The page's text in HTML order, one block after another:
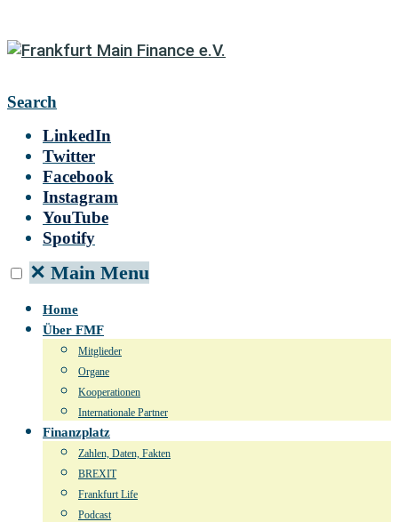
Search
LinkedIn
Twitter
Facebook
Instagram
YouTube
Spotify
✕ Main Menu
Home
Über FMF
Mitglieder
Organe
Kooperationen
Internationale Partner
Finanzplatz
Zahlen, Daten, Fakten
BREXIT
Frankfurt Life
Podcast